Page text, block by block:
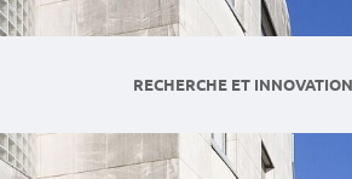
RECHERCHE ET INNOVATION